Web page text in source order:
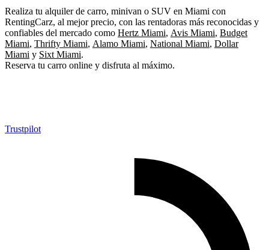
Realiza tu alquiler de carro, minivan o SUV en Miami con
RentingCarz, al mejor precio, con las rentadoras más reconocidas y
confiables del mercado como Hertz Miami, Avis Miami, Budget
Miami, Thrifty Miami, Alamo Miami, National Miami, Dollar
Miami y Sixt Miami.
Reserva tu carro online y disfruta al máximo.
Trustpilot